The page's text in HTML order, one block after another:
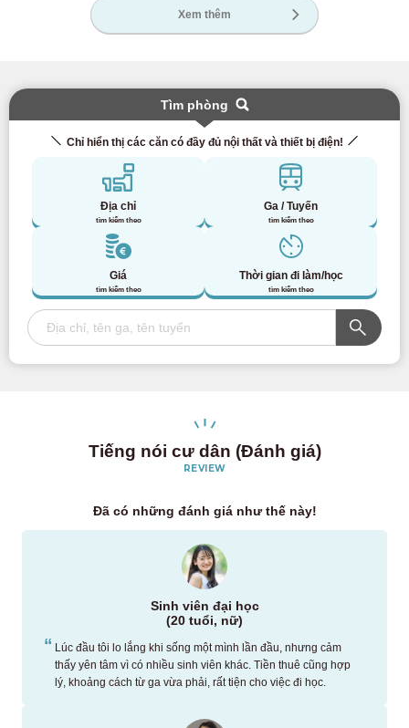
Xem thêm
Tìm phòng
Chỉ hiển thị các căn có đầy đủ nội thất và thiết bị điện!
Địa chỉ
tìm kiếm theo
Ga / Tuyến
tìm kiếm theo
Giá
tìm kiếm theo
Thời gian đi làm/học
tìm kiếm theo
Tiếng nói cư dân (Đánh giá)
REVIEW
Đã có những đánh giá như thế này!
Sinh viên đại học
(20 tuổi, nữ)
Lúc đầu tôi lo lắng khi sống một mình lần đầu, nhưng cảm
thấy yên tâm vì có nhiều sinh viên khác. Tiền thuê cũng hợp
lý, khoảng cách từ ga vừa phải, rất tiện cho việc đi học.